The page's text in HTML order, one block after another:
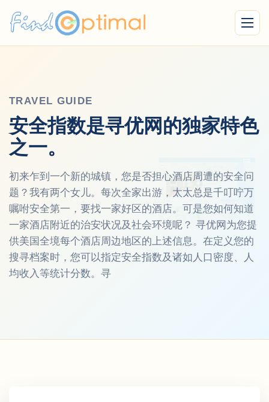
Menu
TRAVEL GUIDE
安全指数是寻优网的独家特色
之一。
初来乍到一个新的城镇，您是否担心酒店周遭的安全问
题？我有两个女儿。每次全家出游，太太总是千叮咛万
嘱咐安全第一，要找一家好区的酒店。可是您如何知道
一家酒店附近的治安状况及社会环境呢？ 寻优网为您提
供美国全境每个酒店周边地区的上述信息。在定义您的
搜寻档案时，您可以指定安全指数及诸如人口密度、人
均收入等统计分数。寻